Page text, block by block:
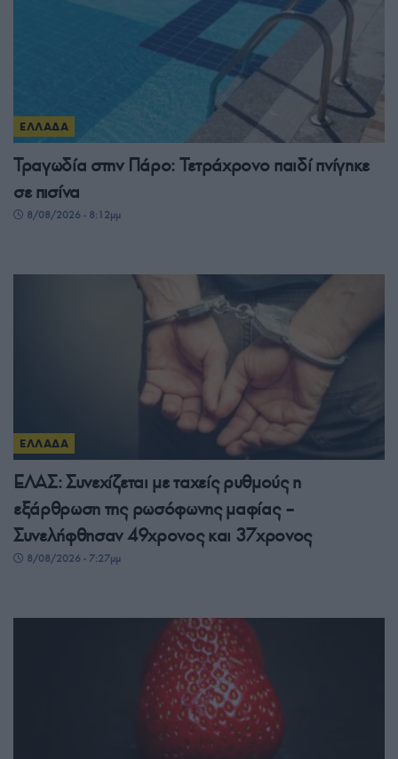
ΕΛΛΑΔΑ
Τραγωδία στην Πάρο: Τετράχρονο παιδί πνίγηκε
σε πισίνα
8/08/2026 - 8:12μμ
ΕΛΛΑΔΑ
ΕΛΑΣ: Συνεχίζεται με ταχείς ρυθμούς η
εξάρθρωση της ρωσόφωνης μαφίας –
Συνελήφθησαν 49χρονος και 37χρονος
8/08/2026 - 7:27μμ